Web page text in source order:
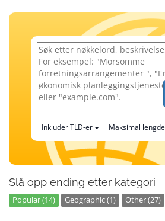
Inkluder TLD-er Maksimal lengde
Slå opp ending etter kategori
Popular (14) Geographic (1) Other (27)